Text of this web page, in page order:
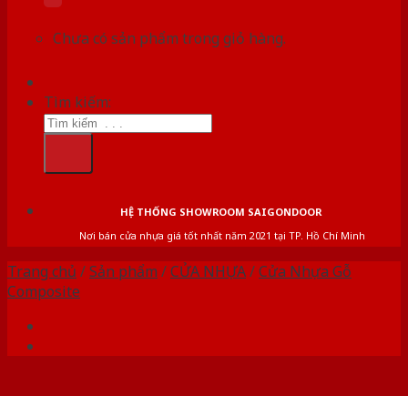
Chưa có sản phẩm trong giỏ hàng.
Tìm kiếm:
HỆ THỐNG SHOWROOM SAIGONDOOR
Nơi bán cửa nhựa giá tốt nhất năm 2021 tại TP. Hồ Chí Minh
Trang chủ /Sản phẩm /CỬA NHỰA/Cửa Nhựa Gỗ
Composite